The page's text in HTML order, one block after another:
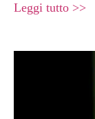
Leggi tutto >>